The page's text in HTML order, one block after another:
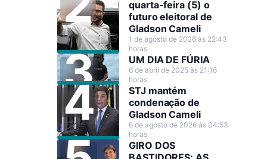
quarta-feira (5) o
futuro eleitoral de
Gladson Cameli
1 de agosto de 2026 às 22:43
horas
UM DIA DE FÚRIA
6 de abril de 2025 às 21:16
horas
STJ mantém
condenação de
Gladson Cameli
6 de agosto de 2026 às 04:53
horas
GIRO DOS